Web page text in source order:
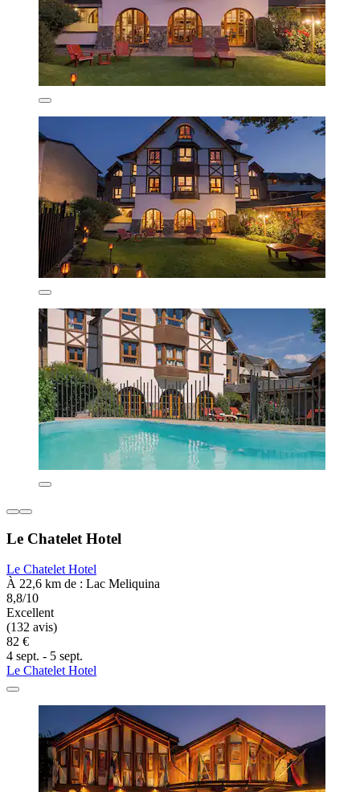
Le Chatelet Hotel
Le Chatelet Hotel
À 22,6 km de : Lac Meliquina
8,8/10
Excellent
(132 avis)
82 €
4 sept. - 5 sept.
Le Chatelet Hotel